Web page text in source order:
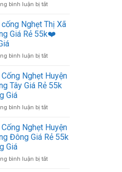
Rẻ
❤️
Bảo
Năm
Phú
Giá
Rẻ
55k
Bảng
bình luận bị tắtở
Cống
Nghẹt
Huyện
Phước
Rẻ
55k
Giá
Nghẹt Thị Xã
Giá Rẻ 55k❤️
bình luận bị tắtở
cống
Nghẹt
Thị
Gò
Giá
Rẻ
55k
Bảng
Nghẹt Huyện
Tây Giá Rẻ 55k
Giá
bình luận bị tắtở
Cống
Nghẹt
Huyện
Công
Nghẹt Huyện
Đông Giá Rẻ 55k
Giá
bình luận bị tắtở